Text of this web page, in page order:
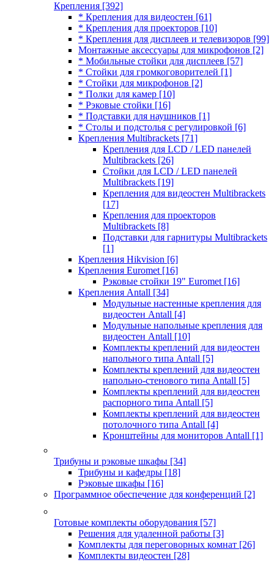
Крепления [392]
* Крепления для видеостен [61]
* Крепления для проекторов [10]
* Крепления для дисплеев и телевизоров [99]
Монтажные аксессуары для микрофонов [2]
* Мобильные стойки для дисплеев [57]
* Стойки для громкоговорителей [1]
* Стойки для микрофонов [2]
* Полки для камер [10]
* Рэковые стойки [16]
* Подставки для наушников [1]
* Столы и подстолья с регулировкой [6]
Крепления Multibrackets [71]
Крепления для LCD / LED панелей
Multibrackets [26]
Стойки для LCD / LED панелей
Multibrackets [19]
Крепления для видеостен Multibrackets
[17]
Крепления для проекторов
Multibrackets [8]
Подставки для гарнитуры Multibrackets
[1]
Крепления Hikvision [6]
Крепления Euromet [16]
Рэковые стойки 19" Euromet [16]
Крепления Antall [34]
Модульные настенные крепления для
видеостен Antall [4]
Модульные напольные крепления для
видеостен Antall [10]
Комплекты креплений для видеостен
напольного типа Antall [5]
Комплекты креплений для видеостен
напольно-стенового типа Antall [5]
Комплекты креплений для видеостен
распорного типа Antall [5]
Комплекты креплений для видеостен
потолочного типа Antall [4]
Кронштейны для мониторов Antall [1]
Трибуны и рэковые шкафы [34]
Трибуны и кафедры [18]
Рэковые шкафы [16]
Программное обеспечение для конференций [2]
Готовые комплекты оборудования [57]
Решения для удаленной работы [3]
Комплекты для переговорных комнат [26]
Комплекты видеостен [28]